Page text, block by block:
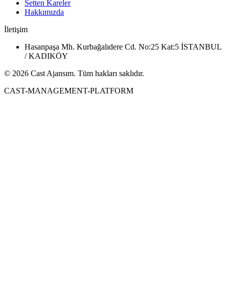
Setten Kareler
Hakkımızda
İletişim
Hasanpaşa Mh. Kurbağalıdere Cd. No:25 Kat:5 İSTANBUL
/ KADIKÖY
© 2026 Cast Ajansım. Tüm hakları saklıdır.
CAST-MANAGEMENT-PLATFORM